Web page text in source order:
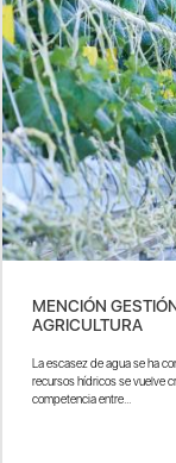
MENCIÓN
AGRICULTURA
La escasez de agua se ha
recursos hídricos se vuelve
competencia entre...